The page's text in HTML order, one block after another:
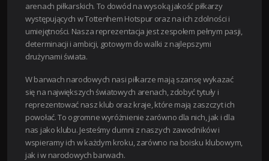
arenach piłkarskich. To dowód na wysoką jakość piłkarzy
występujących w Tottenhem Hotspur oraz na ich zdolności i
umiejętności. Nasza reprezentacja jest zespołem pełnym pasji,
determinacji i ambicji, gotowym do walki z najlepszymi
drużynami świata.
W barwach narodowych nasi piłkarze mają szansę wykazać
się na największych światowych arenach, zdobyć tytuły i
reprezentować nasz klub oraz kraje, które mają zaszczyt ich
powołać. To ogromne wyróżnienie zarówno dla nich, jak i dla
nas jako klubu. Jesteśmy dumni z naszych zawodników i
wspieramy ich w każdym kroku, zarówno na boisku klubowym,
jak i w narodowych barwach.